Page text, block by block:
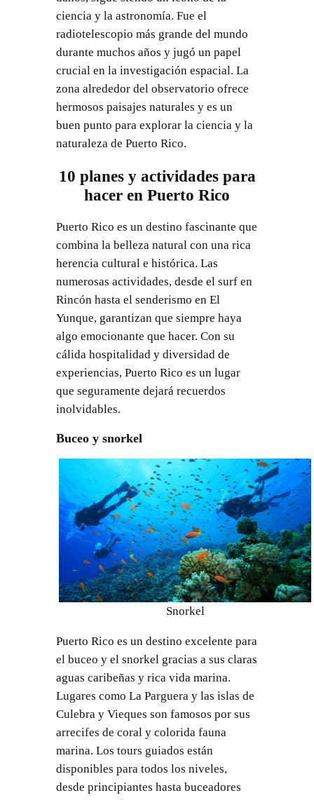
ciencia y la astronomía. Fue el
radiotelescopio más grande del mundo
durante muchos años y jugó un papel
crucial en la investigación espacial. La
zona alrededor del observatorio ofrece
hermosos paisajes naturales y es un
buen punto para explorar la ciencia y la
naturaleza de Puerto Rico.
10 planes y actividades para
hacer en Puerto Rico
Puerto Rico es un destino fascinante que
combina la belleza natural con una rica
herencia cultural e histórica. Las
numerosas actividades, desde el surf en
Rincón hasta el senderismo en El
Yunque, garantizan que siempre haya
algo emocionante que hacer. Con su
cálida hospitalidad y diversidad de
experiencias, Puerto Rico es un lugar
que seguramente dejará recuerdos
inolvidables.
Buceo y snorkel
Snorkel
Puerto Rico es un destino excelente para
el buceo y el snorkel gracias a sus claras
aguas caribeñas y rica vida marina.
Lugares como La Parguera y las islas de
Culebra y Vieques son famosos por sus
arrecifes de coral y colorida fauna
marina. Los tours guiados están
disponibles para todos los niveles,
desde principiantes hasta buceadores